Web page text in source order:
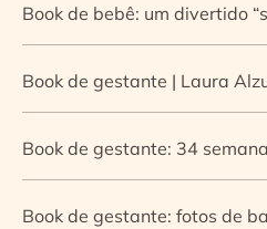
Book de bebê: um divertido
Book de gestante | Laura
Book de gestante: 34
Book de gestante: fotos de